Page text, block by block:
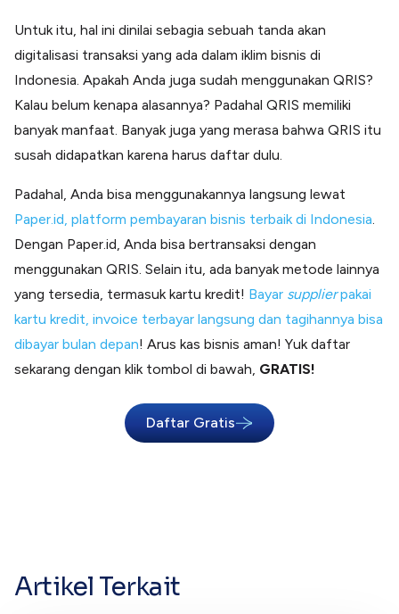
Untuk itu, hal ini dinilai sebagia sebuah tanda akan
digitalisasi transaksi yang ada dalam iklim bisnis di
Indonesia. Apakah Anda juga sudah menggunakan QRIS?
Kalau belum kenapa alasannya? Padahal QRIS memiliki
banyak manfaat. Banyak juga yang merasa bahwa QRIS itu
susah didapatkan karena harus daftar dulu.
Padahal, Anda bisa menggunakannya langsung lewat
Paper.id, platform pembayaran bisnis terbaik di Indonesia.
Dengan Paper.id, Anda bisa bertransaksi dengan
menggunakan QRIS. Selain itu, ada banyak metode lainnya
yang tersedia, termasuk kartu kredit! Bayar supplierpakai
kartu kredit, invoice terbayar langsung dan tagihannya bisa
dibayar bulan depan! Arus kas bisnis aman! Yuk daftar
sekarang dengan klik tombol di bawah, GRATIS!
Daftar Gratis
Artikel Terkait